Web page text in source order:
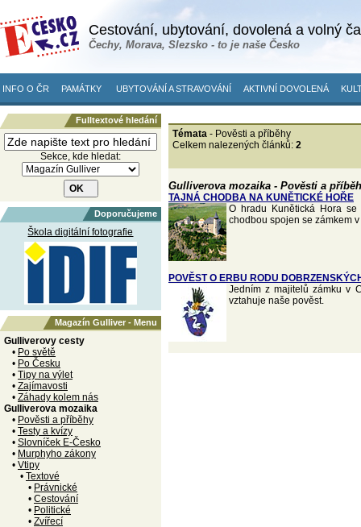
Cestování, ubytování, dovolená a volný
Čechy, Morava, Slezsko - to je naše Česko
INFO O ČR PAMÁTKY UBYTOVÁNÍ A STRAVOVÁNÍ AKTIVNÍ DOVOLENÁ
Fulltextové hledání
Sekce, kde hledat:
Doporučujeme
Škola digitální fotografie
Magazín Gulliver - Menu
Gulliverovy cesty
• Po světě
• Po Česku
• Tipy na výlet
• Zajímavosti
• Záhady kolem nás
Gulliverova mozaika
• Pověsti a příběhy
• Testy a kvízy
• Slovníček E-Česko
• Murphyho zákony
• Vtipy
• Textové
• Právnické
• Cestování
• Politické
• Zvířecí
Témata - Pověsti a příběhy
Celkem nalezených článků: 2
Gulliverova mozaika - Pověsti a
TAJNÁ CHODBA NA KUNĚTICKÉ HOŘE
O hradu Kunětická Hora
chodbou spojen se zámkem
POVĚST O ERBU RODU
Jedním z majitelů zámku v
vztahuje naše pověst.